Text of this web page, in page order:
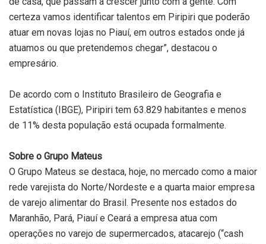
certeza vamos identificar talentos em Piripiri que poderão
atuar em novas lojas no Piauí, em outros estados onde já
atuamos ou que pretendemos chegar”, destacou o
empresário.
De acordo com o Instituto Brasileiro de Geografia e
Estatística (IBGE), Piripiri tem 63.829 habitantes e menos
de 11% desta população está ocupada formalmente.
Sobre o Grupo Mateus
O Grupo Mateus se destaca, hoje, no mercado como a maior
rede varejista do Norte/Nordeste e a quarta maior empresa
de varejo alimentar do Brasil. Presente nos estados do
Maranhão, Pará, Piauí e Ceará a empresa atua com
operações no varejo de supermercados, atacarejo (“cash